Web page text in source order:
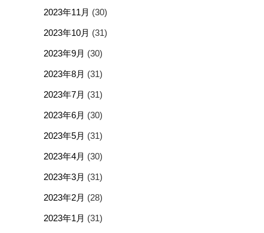
2023年11月 (30)
2023年10月 (31)
2023年9月 (30)
2023年8月 (31)
2023年7月 (31)
2023年6月 (30)
2023年5月 (31)
2023年4月 (30)
2023年3月 (31)
2023年2月 (28)
2023年1月 (31)